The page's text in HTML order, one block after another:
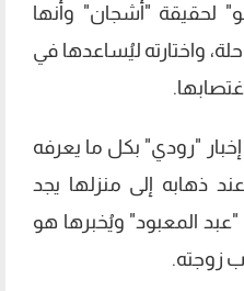
لحقيقة "أشجان" وأنها
واختارته ليُساعدها في
"رودي" بكل ما يعرفه
ذهابه إلى منزلها يجد
المعبود" ويُخبرها هو
زوجته.